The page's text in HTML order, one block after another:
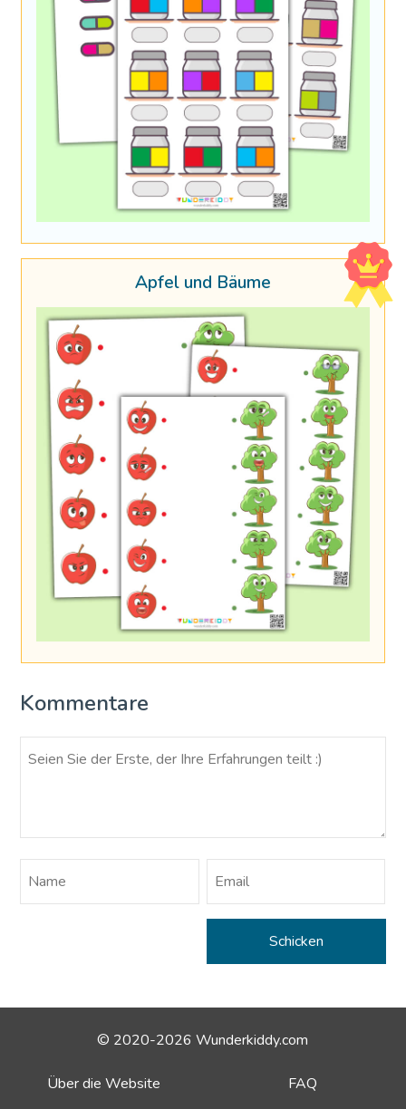
Äpfel und Bäume
Kommentare
© 2020-2026 Wunderkiddy.com
Über die Website FAQ